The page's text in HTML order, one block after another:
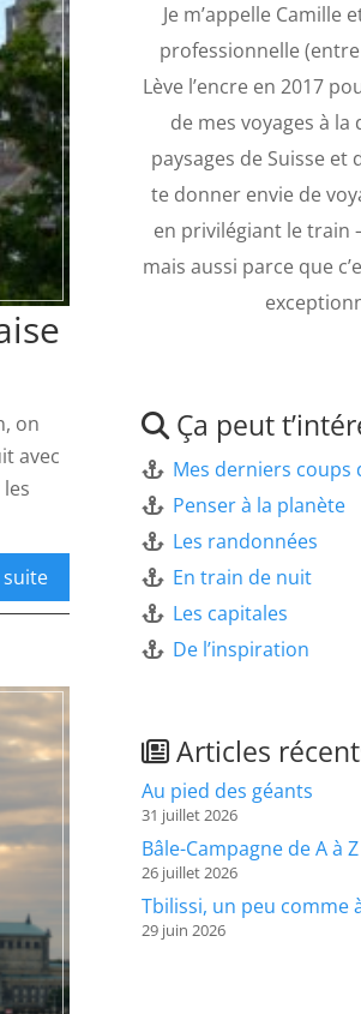
on
avec
suite
Je m’appelle Camille
professionnelle (entre
Lève l’encre en 2017
de mes voyages à la
paysages de Suisse et
te donner envie de
en privilégiant le train
mais aussi parce que
Ça peut
Mes derniers coups
Penser à la planète
Les randonnées
En train de nuit
Les capitales
De l’inspiration
Articles
Au pied des géants
31 juillet 2026
Bâle-Campagne de A à Z
26 juillet 2026
Tbilissi, un peu comme
29 juin 2026